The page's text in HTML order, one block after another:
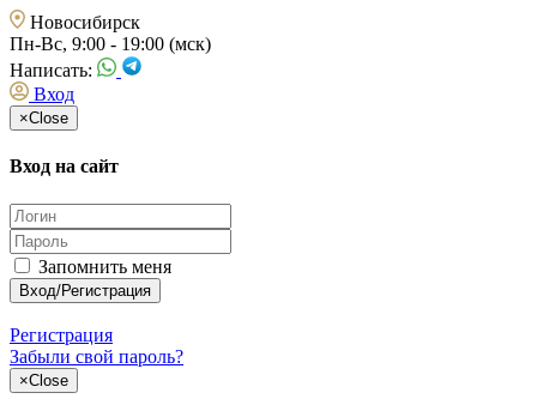
Новосибирск
Пн-Вс, 9:00 - 19:00 (мск)
Написать:
Вход
×Close
Вход на сайт
Запомнить меня
Регистрация
Забыли свой пароль?
×Close